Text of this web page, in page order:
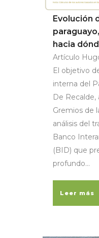
Evolución
hacia
Artículo
El objetivo
interna del
De Recalde,
Gremios de
análisis del
Banco
(BID) que
profundo...
Leer más